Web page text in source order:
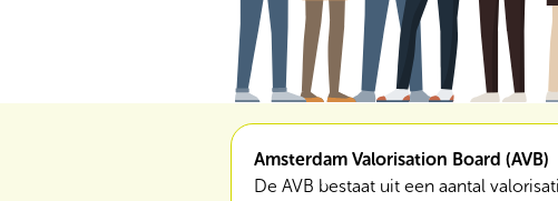
Amsterdam Valorisation Board (AVB)
De AVB bestaat uit een aantal